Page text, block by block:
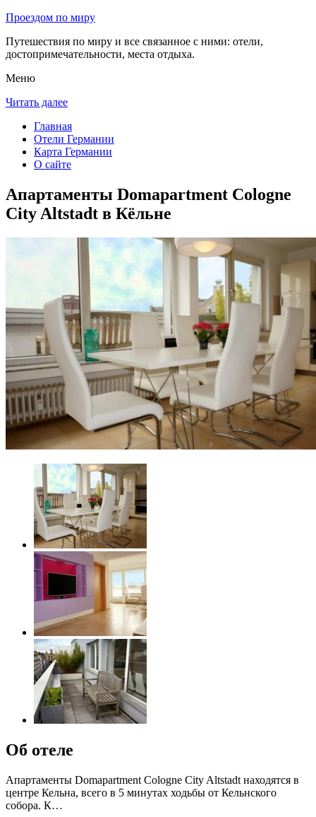
Проездом по миру
Путешествия по миру и все связанное с ними: отели,
достопримечательности, места отдыха.
Меню
Читать далее
Главная
Отели Германии
Карта Германии
О сайте
Апартаменты Domapartment Cologne
City Altstadt в Кёльне
Об отеле
Апартаменты Domapartment Cologne City Altstadt находятся в
центре Кельна, всего в 5 минутах ходьбы от Кельнского
собора. К…